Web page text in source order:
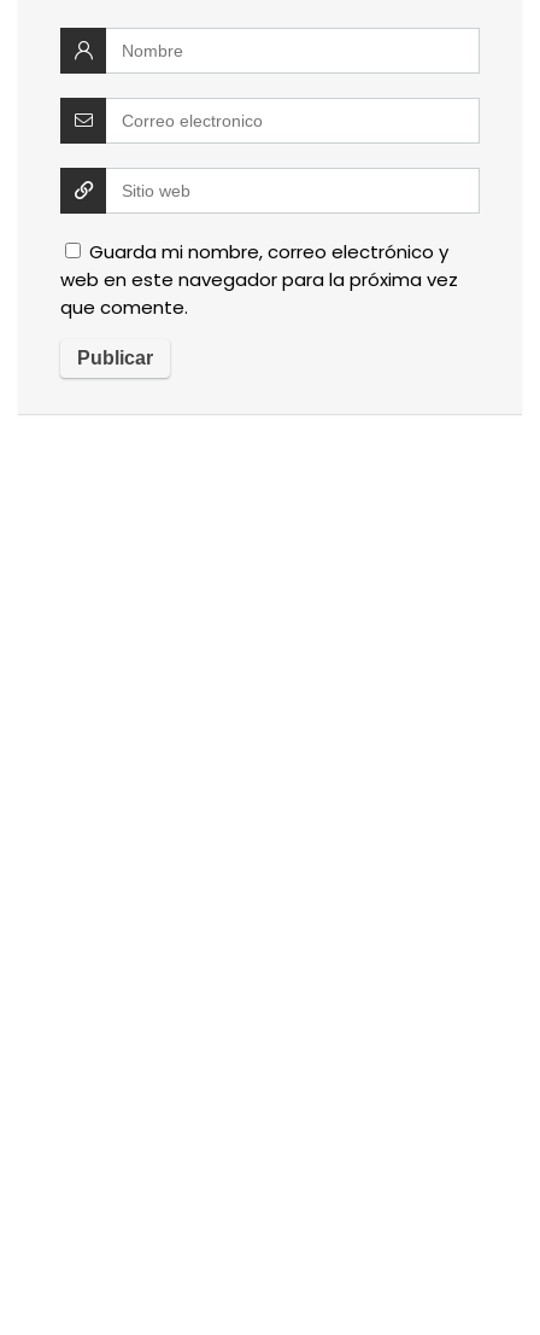
Guarda mi nombre, correo electrónico y
web en este navegador para la próxima vez
que comente.